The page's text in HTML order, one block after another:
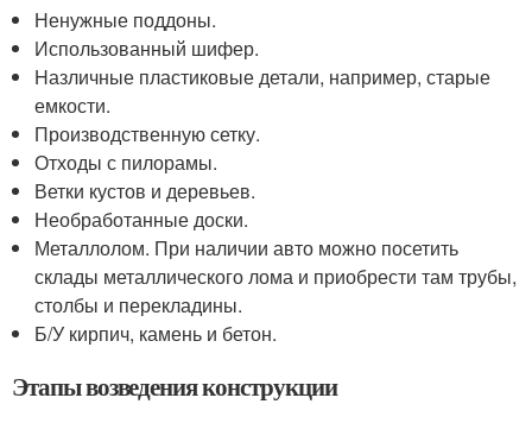
Ненужные поддоны.
Использованный шифер.
Hазличные пластиковые детали, например, старые
емкости.
Производственную сетку.
Отходы с пилорамы.
Ветки кустов и деревьев.
Необработанные доски.
Металлолом. При наличии авто можно посетить
склады металлического лома и приобрести там трубы,
столбы и перекладины.
Б/У кирпич, камень и бетон.
Этапы возведения конструкции